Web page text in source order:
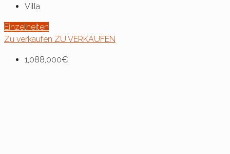
Villa
Einzelheiten
Zu verkaufen ZU VERKAUFEN
1,088,000€